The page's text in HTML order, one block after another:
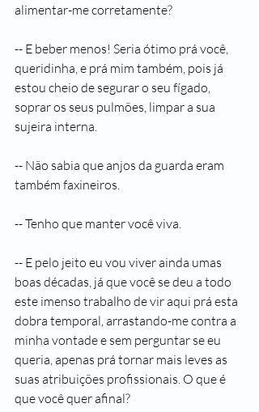
alimentar-me corretamente?
-- E beber menos! Seria ótimo prá você,
queridinha, e prá mim também, pois já
estou cheio de segurar o seu fígado,
soprar os seus pulmões, limpar a sua
sujeira interna.
-- Não sabia que anjos da guarda eram
também faxineiros.
-- Tenho que manter você viva.
-- E pelo jeito eu vou viver ainda umas
boas décadas, já que você se deu a todo
este imenso trabalho de vir aqui prá esta
dobra temporal, arrastando-me contra a
minha vontade e sem perguntar se eu
queria, apenas prá tornar mais leves as
suas atribuições profissionais. O que é
que você quer afinal?